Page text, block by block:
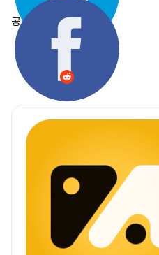
공유하기: